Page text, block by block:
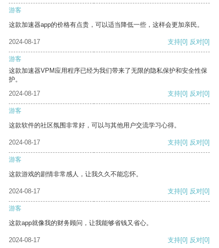
游客
这款加速器app的价格有点贵，可以适当降低一些，这样会更加亲民。
2024-08-17 支持[0] 反对[0]
游客
这款加速器VPM应用程序已经为我们带来了无限的隐私保护和安全性保
护。
2024-08-17
支持[0] 反对[0]
游客
这款软件的社区氛围非常好，可以与其他用户交流学习心得。
2024-08-17 支持[0] 反对[0]
游客
这款游戏的剧情非常感人，让我久久不能忘怀。
2024-08-17 支持[0] 反对[0]
游客
这款app就像我的财务顾问，让我能够省钱又省心。
2024-08-17 支持[0] 反对[0]